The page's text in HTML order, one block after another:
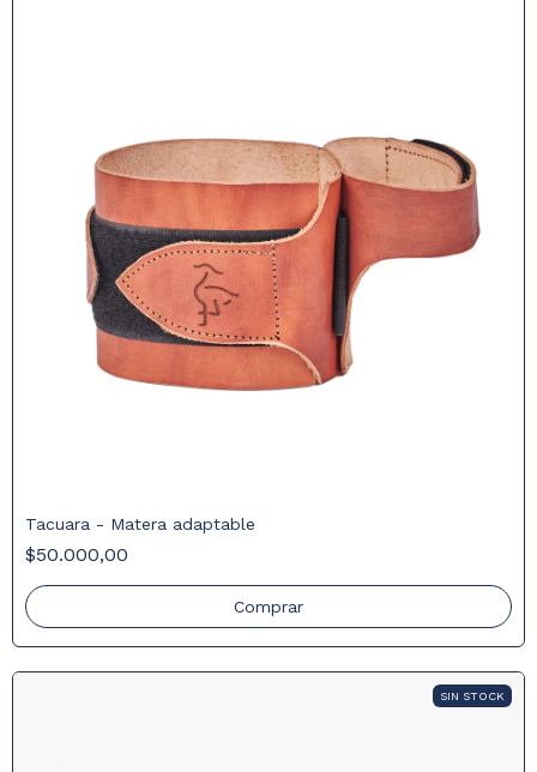
Tacuara - Matera adaptable
$50.000,00
Comprar
SIN STOCK